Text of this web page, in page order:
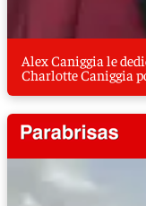
Alex Caniggia le
Charlotte Caniggia